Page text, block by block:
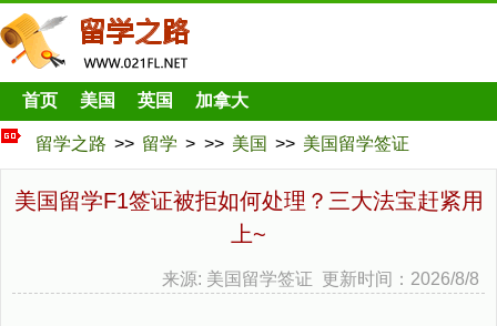
首页 美国 英国 加拿大
留学之路 >> 留学 > >> 美国 >> 美国留学签证
美国留学F1签证被拒如何处理？三大法宝赶紧用
上~
来源: 美国留学签证 更新时间：2026/8/8